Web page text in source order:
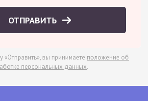
ОТПРАВИТЬ
«Отправить», вы принимаете положение об
персональных данных.